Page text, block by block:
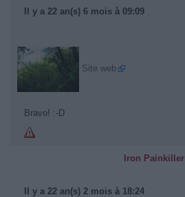
Il y a 22 an(s) 6 mois à 09:09
Site web
Bravo! :-D
Iron Painkiller
Il y a 22 an(s) 2 mois à 18:24